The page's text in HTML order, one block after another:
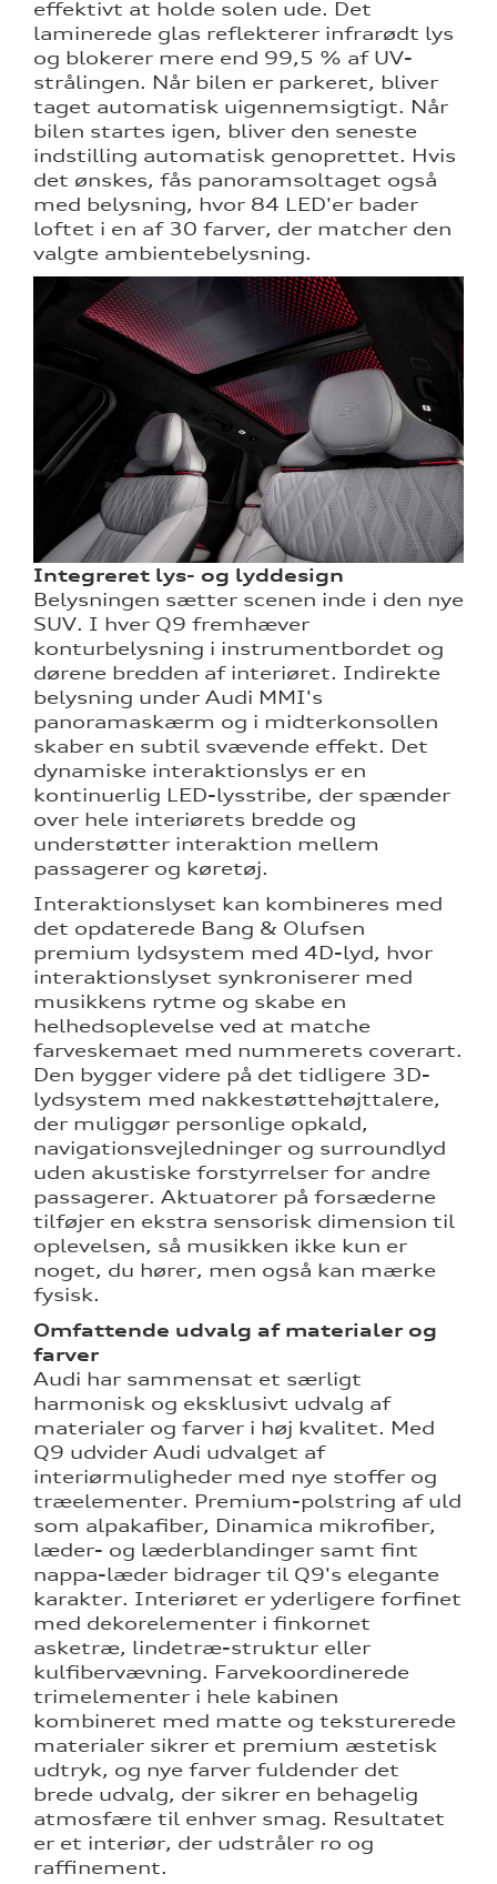
effektivt at holde solen ude. Det
laminerede glas reflekterer infrarødt lys
og blokerer mere end 99,5 % af UV-
strålingen. Når bilen er parkeret, bliver
taget automatisk uigennemsigtigt. Når
bilen startes igen, bliver den seneste
indstilling automatisk genoprettet. Hvis
det ønskes, fås panoramsoltaget også
med belysning, hvor 84 LED'er bader
loftet i en af 30 farver, der matcher den
valgte ambientebelysning.
Integreret lys- og lyddesign
Belysningen sætter scenen inde i den nye
SUV. I hver Q9 fremhæver
konturbelysning i instrumentbordet og
dørene bredden af interiøret. Indirekte
belysning under Audi MMI's
panoramaskærm og i midterkonsollen
skaber en subtil svævende effekt. Det
dynamiske interaktionslys er en
kontinuerlig LED-lysstribe, der spænder
over hele interiørets bredde og
understøtter interaktion mellem
passagerer og køretøj.
Interaktionslyset kan kombineres med
det opdaterede Bang & Olufsen
premium lydsystem med 4D-lyd, hvor
interaktionslyset synkroniserer med
musikkens rytme og skabe en
helhedsoplevelse ved at matche
farveskemaet med nummerets coverart.
Den bygger videre på det tidligere 3D-
lydsystem med nakkestøttehøjttalere,
der muliggør personlige opkald,
navigationsvejledninger og surroundlyd
uden akustiske forstyrrelser for andre
passagerer. Aktuatorer på forsæderne
tilføjer en ekstra sensorisk dimension til
oplevelsen, så musikken ikke kun er
noget, du hører, men også kan mærke
fysisk.
Omfattende udvalg af materialer og
farver
Audi har sammensat et særligt
harmonisk og eksklusivt udvalg af
materialer og farver i høj kvalitet. Med
Q9 udvider Audi udvalget af
interiørmuligheder med nye stoffer og
træelementer. Premium-polstring af uld
som alpakafiber, Dinamica mikrofiber,
læder- og læderblandinger samt fint
nappa-læder bidrager til Q9's elegante
karakter. Interiøret er yderligere forfinet
med dekorelementer i finkornet
asketræ, lindetræ-struktur eller
kulfibervævning. Farvekoordinerede
trimelementer i hele kabinen
kombineret med matte og teksturerede
materialer sikrer et premium æstetisk
udtryk, og nye farver fuldender det
brede udvalg, der sikrer en behagelig
atmosfære til enhver smag. Resultatet
er et interiør, der udstråler ro og
raffinement.